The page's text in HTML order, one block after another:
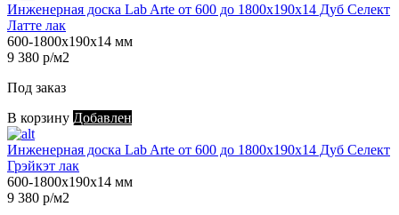
Инженерная доска Lab Arte от 600 до 1800х190х14 Дуб Селект
Латте лак
600-1800х190х14 мм
9 380 р/м2
Под заказ
В корзину Добавлен
Инженерная доска Lab Arte от 600 до 1800х190х14 Дуб Селект
Грэйкэт лак
600-1800х190х14 мм
9 380 р/м2